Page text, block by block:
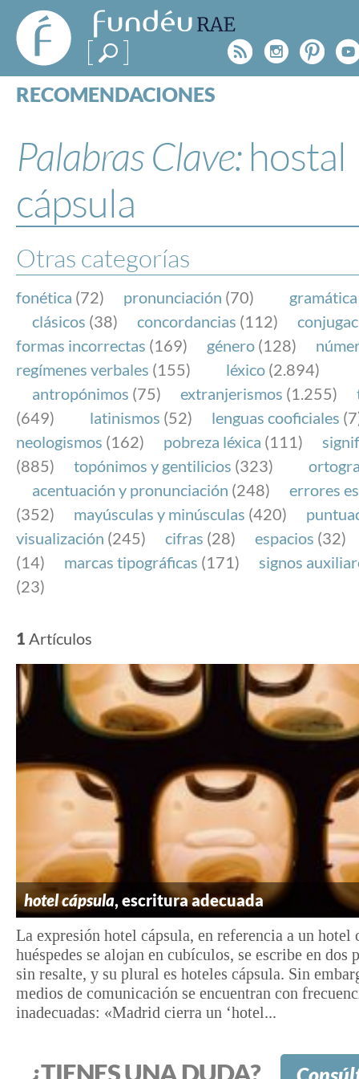
FundéuRAE
- Fundación
del Español
Urgente
Rss
RECOMENDACIONES
ESPECIALES
BLOG
NOTICIAS
FundéuRAE es una fundación patrocinada por la
y la Real Academia Española, cuyo objetivo es
el buen uso del español en los medios de
Internet.
Palabras Clave: hostal
cápsula
Otras categorías
fonética (72) pronunciación (70) gramática
clásicos (38) concordancias (112)
formas incorrectas (169) género (128)
regímenes verbales (155) léxico (2.894)
antropónimos (75) extranjerismos (1.255)
(649)
latinismos (52) lenguas cooficiales
neologismos (162) pobreza léxica (111)
(885)
topónimos y gentilicios (323)
acentuación y pronunciación (248)
errores
(352)
mayúsculas y minúsculas (420)
visualización (245) cifras (28) espacios (32)
(14)
marcas tipográficas (171)
signos
(23)
1 Artículos
hotel cápsula, escritura adecuada
La expresión hotel cápsula, en referencia a un hotel
huéspedes se alojan en cubículos, se escribe en dos
sin resalte, y su plural es hoteles cápsula. Sin
medios de comunicación se encuentran con
inadecuadas: «Madrid cierra un ‘hotel...
¿TIENES UNA DUDA?